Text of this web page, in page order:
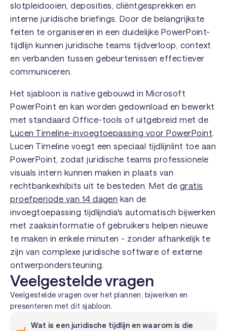
slotpleidooien, deposities, cliëntgesprekken en
interne juridische briefings. Door de belangrijkste
feiten te organiseren in een duidelijke PowerPoint-
tijdlijn kunnen juridische teams tijdverloop, context
en verbanden tussen gebeurtenissen effectiever
communiceren.
Het sjabloon is native gebouwd in Microsoft
PowerPoint en kan worden gedownload en bewerkt
met standaard Office-tools of uitgebreid met de
Lucen Timeline-invoegtoepassing voor PowerPoint
Lucen Timeline voegt een speciaal tijdlijnlint toe aan
PowerPoint, zodat juridische teams professionele
visuals intern kunnen maken in plaats van
rechtbankexhibits uit te besteden. Met de gratis
proefperiode van 14 dagen kan de
invoegtoepassing tijdlijndia's automatisch bijwerken
met zaaksinformatie of gebruikers helpen nieuwe
te maken in enkele minuten - zonder afhankelijk te
zijn van complexe juridische software of externe
ontwerpondersteuning.
Veelgestelde vragen
Veelgestelde vragen over het plannen, bijwerken en
presenteren met dit sjabloon.
Wat is een juridische tijdlijn en waarom is die